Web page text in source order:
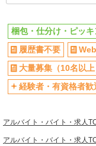
フルタイム歓迎
朝
夕方
深夜
髪型・髪色自由
梱包・仕分け・ピッキ
履歴書不要
大量募集（10名以上
経験者・有資格者歓
アルバイト・バイト・求人
アルバイト・バイト・求人